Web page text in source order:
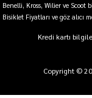
Benelli, Kross, Wilier ve
Bisiklet Fiyatları ve göz alıcı
Kredi kartı
Copyright ©